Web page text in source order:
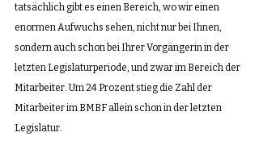
tatsächlich gibt es einen Bereich, wo wir einen
enormen Aufwuchs sehen, nicht nur bei Ihnen,
sondern auch schon bei Ihrer Vorgängerin in der
letzten Legislaturperiode, und zwar im Bereich der
Mitarbeiter. Um 24 Prozent stieg die Zahl der
Mitarbeiter im BMBF allein schon in der letzten
Legislatur.